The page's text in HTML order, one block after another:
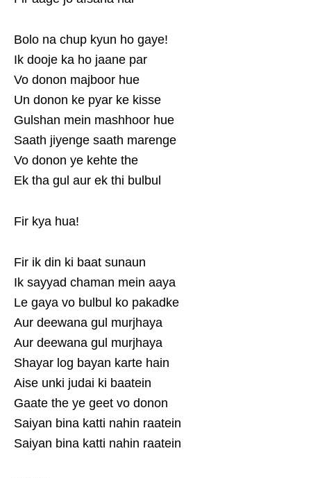
Bolo na chup kyun ho gaye!
Ik dooje ka ho jaane par
Vo donon majboor hue
Un donon ke pyar ke kisse
Gulshan mein mashhoor hue
Saath jiyenge saath marenge
Vo donon ye kehte the
Ek tha gul aur ek thi bulbul
Fir kya hua!
Fir ik din ki baat sunaun
Ik sayyad chaman mein aaya
Le gaya vo bulbul ko pakadke
Aur deewana gul murjhaya
Aur deewana gul murjhaya
Shayar log bayan karte hain
Aise unki judai ki baatein
Gaate the ye geet vo donon
Saiyan bina katti nahin raatein
Saiyan bina katti nahin raatein